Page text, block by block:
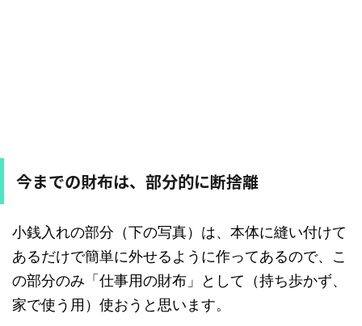
今までの財布は、部分的に断捨離
小銭入れの部分（下の写真）は、本体に縫い付けて
あるだけで簡単に外せるように作ってあるので、こ
の部分のみ「仕事用の財布」として（持ち歩かず、
家で使う用）使おうと思います。